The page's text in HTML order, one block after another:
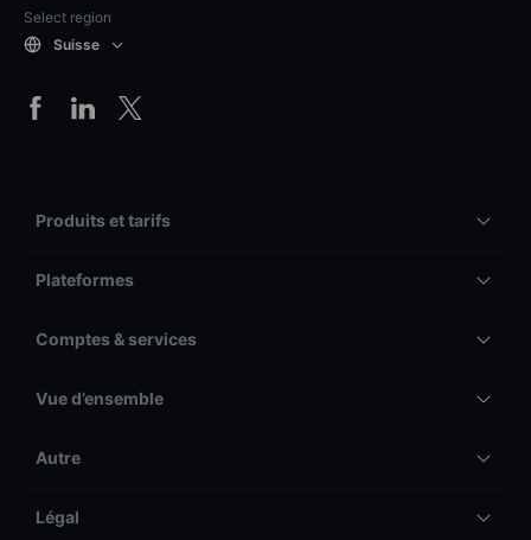
Select region
Suisse
Produits et tarifs
Plateformes
Comptes & services
Vue d’ensemble
Autre
Légal